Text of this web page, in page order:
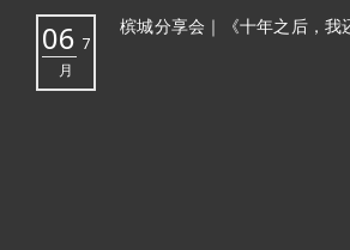
06 7
月
槟城分享会｜《十年之后，我